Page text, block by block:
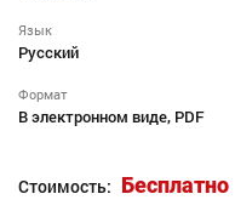
Язык
Русский
Формат
В электронном виде, PDF
Стоимость: Бесплатно